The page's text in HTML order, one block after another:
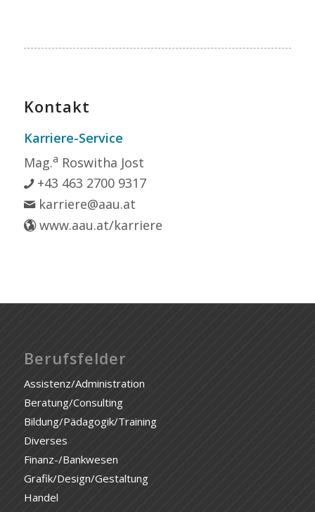
Kontakt
Karriere-Service
Mag.a Roswitha Jost
+43 463 2700 9317
karriere@aau.at
www.aau.at/karriere
Berufsfelder
Assistenz/Administration
Beratung/Consulting
Bildung/Pädagogik/Training
Diverses
Finanz-/Bankwesen
Grafik/Design/Gestaltung
Handel